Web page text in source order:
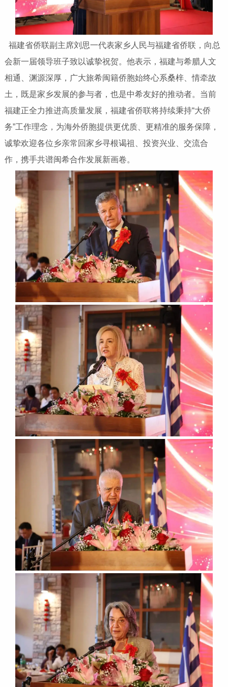
福建省侨联副主席刘思一代表家乡人民与福建省侨联，向总
会新一届领导班子致以诚挚祝贺。他表示，福建与希腊人文
相通、渊源深厚，广大旅希闽籍侨胞始终心系桑梓、情牵故
土，既是家乡发展的参与者，也是中希友好的推动者。当前
福建正全力推进高质量发展，福建省侨联将持续秉持“大侨
务”工作理念，为海外侨胞提供更优质、更精准的服务保障，
诚挚欢迎各位乡亲常回家乡寻根谒祖、投资兴业、交流合
作，携手共谱闽希合作发展新画卷。